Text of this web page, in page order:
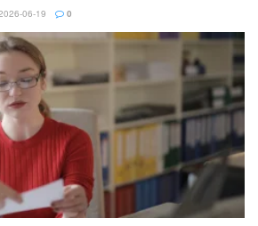
06-19 0